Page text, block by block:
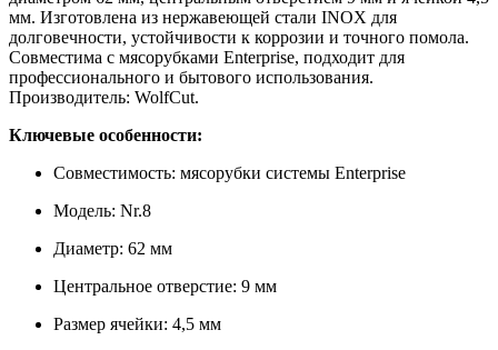
мм. Изготовлена из нержавеющей стали INOX для
долговечности, устойчивости к коррозии и точного помола.
Совместима с мясорубками Enterprise, подходит для
профессионального и бытового использования.
Производитель: WolfCut.
Ключевые особенности:
Совместимость: мясорубки системы Enterprise
Модель: Nr.8
Диаметр: 62 мм
Центральное отверстие: 9 мм
Размер ячейки: 4,5 мм